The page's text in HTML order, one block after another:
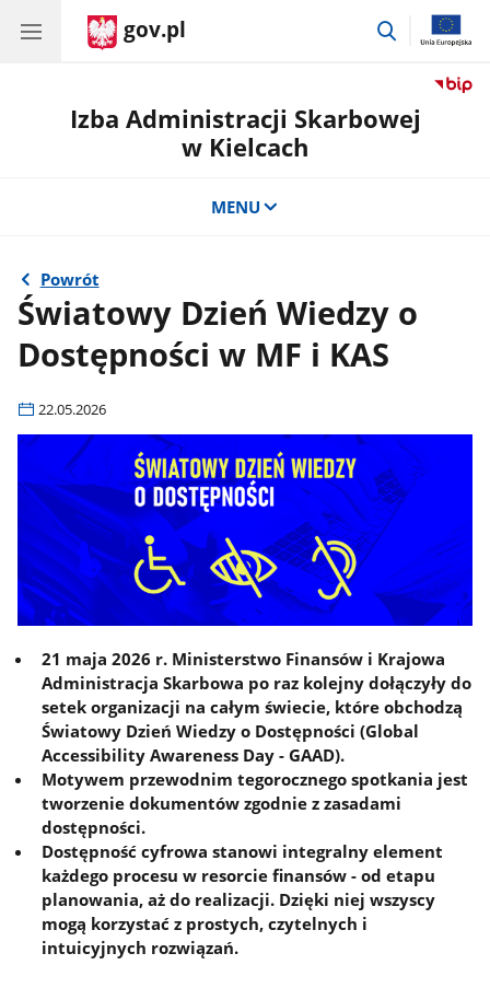
gov.pl
przejdź
Izba Administracji Skarbowej
w Kielcach
MENU
Powrót
Światowy Dzień Wiedzy o
Dostępności w MF i KAS
22.05.2026
21 maja 2026 r. Ministerstwo Finansów i Krajowa
Administracja Skarbowa po raz kolejny dołączyły do
setek organizacji na całym świecie, które obchodzą
Światowy Dzień Wiedzy o Dostępności (Global
Accessibility Awareness Day - GAAD).
Motywem przewodnim tegorocznego spotkania jest
tworzenie dokumentów zgodnie z zasadami
dostępności.
Dostępność cyfrowa stanowi integralny element
każdego procesu w resorcie finansów - od etapu
planowania, aż do realizacji. Dzięki niej wszyscy
mogą korzystać z prostych, czytelnych i
intuicyjnych rozwiązań.